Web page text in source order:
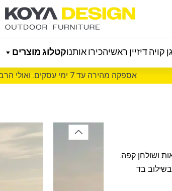
קויה דיזיין ראשיהכירו אותנוקטלוג מוצרים
אספקה מהירה עד 7 ימי עסקים. ואולי הרבה לפני...
ושולחן קפה.
צבוע בתנור בשילוב בד